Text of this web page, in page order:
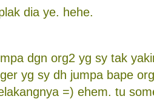
dia ye. hehe.
dgn org2 yg sy tak
yg sy dh jumpa bape
=) ehem. tu